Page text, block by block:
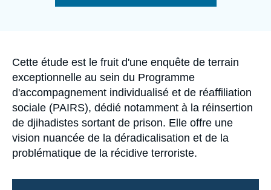
Accroche
Cette étude est le fruit d'une enquête de terrain
exceptionnelle au sein du Programme
d'accompagnement individualisé et de réaffiliation
sociale (PAIRS), dédié notamment à la réinsertion
de djihadistes sortant de prison. Elle offre une
vision nuancée de la déradicalisation et de la
problématique de la récidive terroriste.